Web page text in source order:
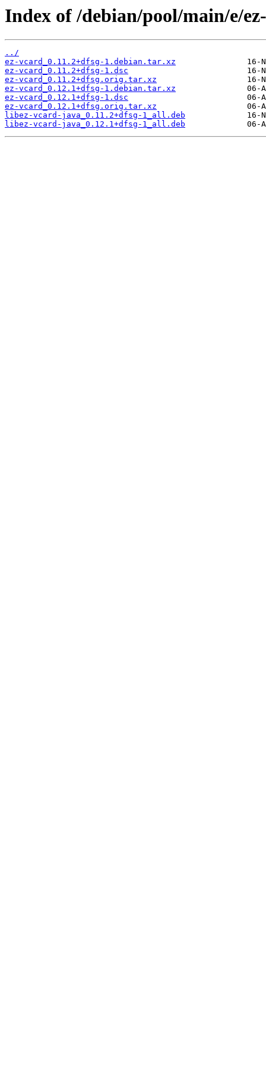
Index of /debian/pool/main/e/
../
ez-vcard_0.11.2+dfsg-1.debian.tar.xz
ez-vcard_0.11.2+dfsg-1.dsc
ez-vcard_0.11.2+dfsg.orig.tar.xz
ez-vcard_0.12.1+dfsg-1.debian.tar.xz
ez-vcard_0.12.1+dfsg-1.dsc
ez-vcard_0.12.1+dfsg.orig.tar.xz
libez-vcard-java_0.11.2+dfsg-1_all.deb
libez-vcard-java_0.12.1+dfsg-1_all.deb